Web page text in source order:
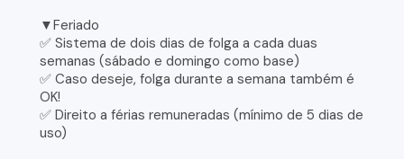
▼Feriado
✅ Sistema de dois dias de folga a cada duas
semanas (sábado e domingo como base)
✅ Caso deseje, folga durante a semana também é
OK!
✅ Direito a férias remuneradas (mínimo de 5 dias de
uso)